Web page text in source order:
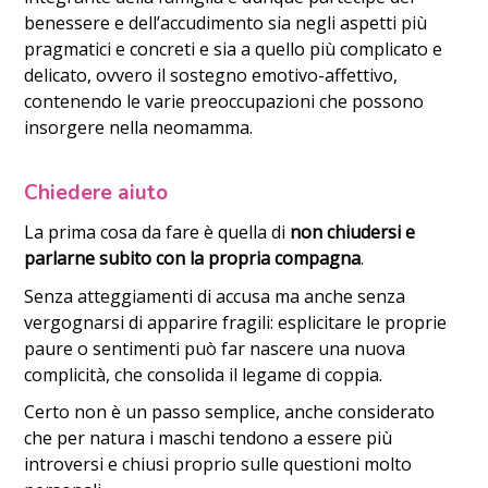
benessere e dell’accudimento sia negli aspetti più
pragmatici e concreti e sia a quello più complicato e
delicato, ovvero il sostegno emotivo-affettivo,
contenendo le varie preoccupazioni che possono
insorgere nella neomamma.
Chiedere aiuto
La prima cosa da fare è quella di non chiudersi e
parlarne subito con la propria compagna.
Senza atteggiamenti di accusa ma anche senza
vergognarsi di apparire fragili: esplicitare le proprie
paure o sentimenti può far nascere una nuova
complicità, che consolida il legame di coppia.
Certo non è un passo semplice, anche considerato
che per natura i maschi tendono a essere più
introversi e chiusi proprio sulle questioni molto